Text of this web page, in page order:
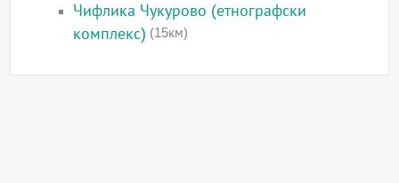
Чифлика Чукурово (етнографски
комплекс) (15км)